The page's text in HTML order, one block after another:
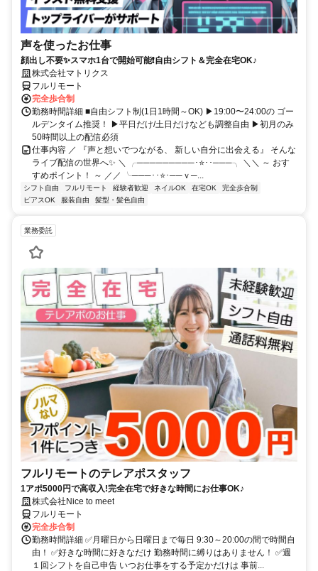
声を使ったお仕事
顔出し不要✨スマホ1台で開始可能❗自由シフト＆完全在宅OK♪
株式会社マトリクス
フルリモート
完全歩合制
勤務時間詳細 ■自由シフト制(1日1時間～OK) ▶19:00〜24:00の ゴー
ルデンタイム推奨！ ▶平日だけ/土日だけなども調整自由 ▶初月のみ
50時間以上の配信必須
仕事内容 ／ 『声と想いでつながる、 新しい自分に出会える』 そんな
ライブ配信の世界へ✨ ＼ ╭─────────･⭐･･───╮ ＼＼ ～ おす
すめポイント！ ～ ／／ ╰───･･⭐･──ｖ─...
シフト自由 フルリモート 経験者歓迎 ネイルOK 在宅OK
完全歩合制
ピアスOK
服装自由 髪型・髪色自由
業務委託
フルリモートのテレアポスタッフ
1アポ5000円で高収入!完全在宅で好きな時間にお仕事OK♪
株式会社Nice to meet
フルリモート
完全歩合制
勤務時間詳細 ✅月曜日から日曜日まで毎日 9:30～20:00の間で時間自
由！ ✅好きな時間に好きなだけ 勤務時間に縛りはありません！ ✅週
１回シフトを自己申告 いつお仕事をする予定かだけは 事前...